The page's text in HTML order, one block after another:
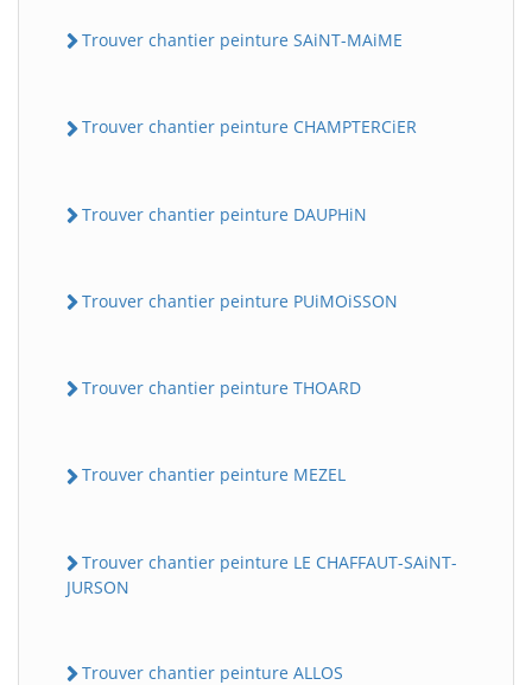
Trouver chantier peinture SAiNT-MAiME
Trouver chantier peinture CHAMPTERCiER
Trouver chantier peinture DAUPHiN
Trouver chantier peinture PUiMOiSSON
Trouver chantier peinture THOARD
Trouver chantier peinture MEZEL
Trouver chantier peinture LE CHAFFAUT-SAiNT-
JURSON
Trouver chantier peinture ALLOS